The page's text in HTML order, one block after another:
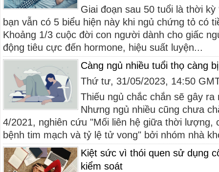
Giai đoạn sau 50 tuổi là thời kỳ
bạn vẫn có 5 biểu hiện này khi ngủ chứng tỏ có
Khoảng 1/3 cuộc đời con người dành cho giấc
động tiêu cực đến hormone, hiệu suất luyện...
Càng ngủ nhiều tuổi thọ càng
Thứ tư, 31/05/2023, 14:50
Thiếu ngủ chắc chắn sẽ gây
Nhưng ngủ nhiều cũng chưa
4/2021, nghiên cứu "Mối liên hệ giữa thời lượng,
bệnh tim mạch và tỷ lệ tử vong" bởi nhóm nhà
Kiệt sức vì thói quen sử dụng
kiểm soát